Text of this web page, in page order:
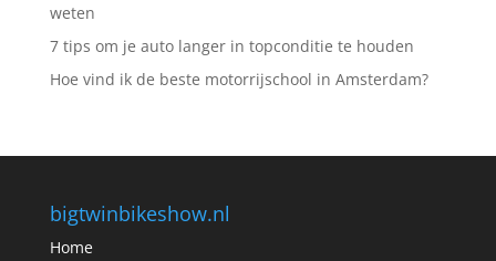
weten
7 tips om je auto langer in topconditie te houden
Hoe vind ik de beste motorrijschool in Amsterdam?
bigtwinbikeshow.nl
Home